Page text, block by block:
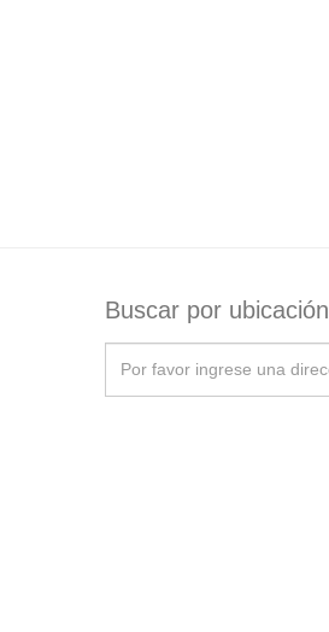
Buscar por ubicación